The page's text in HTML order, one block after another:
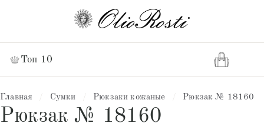
Топ 10
Главная Сумки Рюкзаки кожаные Рюкзак № 18160
Рюкзак № 18160